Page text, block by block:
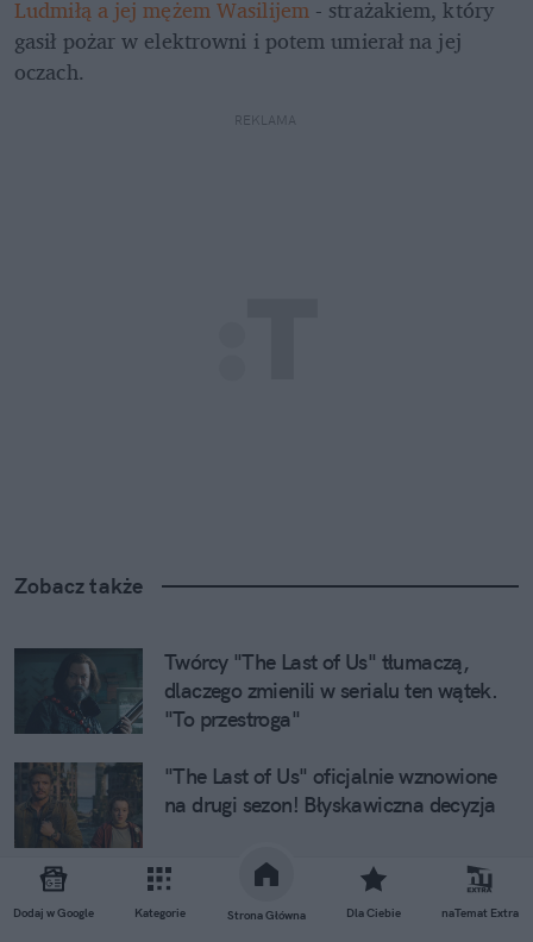
Dodaj w Google Kategorie Strona Główna Dla Ciebie naTemat Extra
Ludmiłą a jej mężem Wasilijem - strażakiem, który
gasił pożar w elektrowni i potem umierał na jej
oczach.
REKLAMA
Zobacz także
Twórcy "The Last of Us" tłumaczą,
dlaczego zmienili w serialu ten wątek.
"To przestroga"
"The Last of Us" oficjalnie wznowione
na drugi sezon! Błyskawiczna decyzja
Grzyby z "The Last of Us" istnieją
naprawdę. Badaczka wyjaśnia, czy